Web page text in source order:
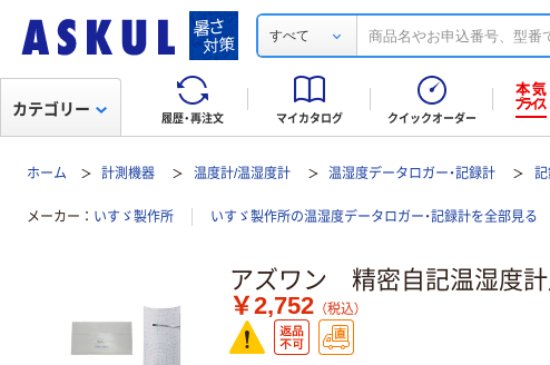
すべて
履歴・再注文 マイカタログ クイックオーダー
カテゴリー
ホーム 計測機器 温度計/温湿度計 温湿度データロガー・記録計 記
メーカー いすゞ製作所 いすゞ製作所の温湿度データロガー・記録計を全部見る
アズワン 精密自記温湿度
￥2,752 （税込）